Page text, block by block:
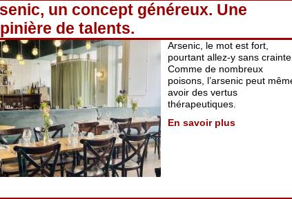
un concept généreux. Une
de talents.
Arsenic, le mot est fort,
pourtant allez-y sans
Comme de nombreux
poisons, l’arsenic peut
avoir des vertus
thérapeutiques.
En savoir plus